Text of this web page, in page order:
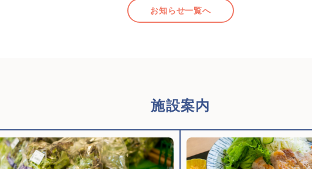
お知らせ一覧へ
施設案内